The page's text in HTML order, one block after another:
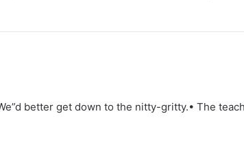
better get down to the nitty-gritty.• The